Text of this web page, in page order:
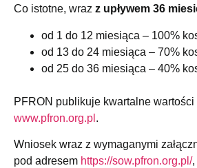
Co istotne, wraz z upływem 36
od 1 do 12 miesiąca – 100%
od 13 do 24 miesiąca – 70%
od 25 do 36 miesiąca – 40%
PFRON publikuje kwartalne
www.pfron.org.pl .
Wniosek wraz z wymaganymi
pod adresem https://sow.pfron.org.pl/,